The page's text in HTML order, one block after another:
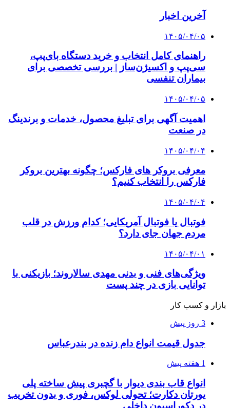
آخرین اخبار
۱۴۰۵/۰۴/۰۵
راهنمای کامل انتخاب و خرید دستگاه بای‌پپ،
سی‌پپ و اکسیژن‌ساز | بررسی تخصصی برای
بیماران تنفسی
۱۴۰۵/۰۴/۰۵
اهمیت آگهی برای تبلیغ محصول، خدمات و برندینگ
در صنعت
۱۴۰۵/۰۴/۰۴
معرفی بروکر های فارکس؛ چگونه بهترین بروکر
فارکس را انتخاب کنیم؟
۱۴۰۵/۰۴/۰۴
فوتبال یا فوتبال آمریکایی؛ کدام ورزش در قلب
مردم جهان جای دارد؟
۱۴۰۵/۰۴/۰۱
ویژگی‌های فنی و بدنی مهدی سالاروند؛ بازیکنی با
توانایی بازی در چند پست
بازار و کسب کار
3 روز پیش
جدول قیمت انواع دام زنده در بندرعباس
1 هفته پیش
انواع قاب بندی دیوار با گچبری پیش ساخته پلی
یورتان دکارت؛ تحولی لوکس، فوری و بدون تخریب
در دکوراسیون داخلی